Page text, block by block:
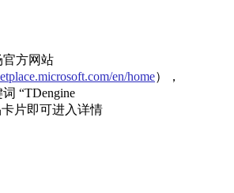
官方网站
en/home），
“TDengine
片即可进入详情